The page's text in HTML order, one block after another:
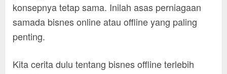
konsepnya tetap sama. Inilah asas perniagaan
samada bisnes online atau offline yang paling
penting.
Kita cerita dulu tentang bisnes offline terlebih